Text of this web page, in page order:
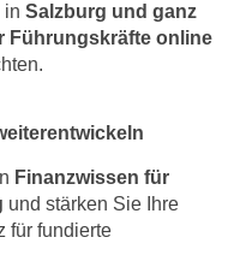
in Salzburg und ganz
Führungskräfte online
Finanzwissen für
und stärken Sie Ihre
für fundierte